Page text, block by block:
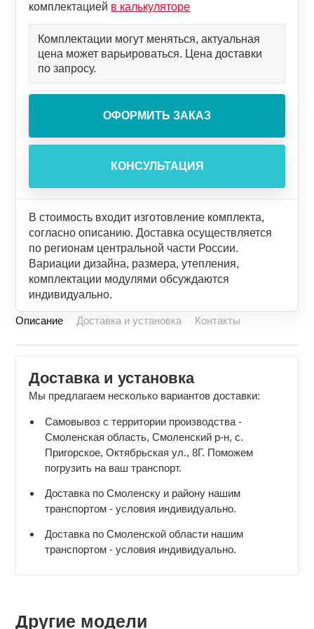
комплектацией в калькуляторе
Комплектации могут меняться, актуальная
цена может варьироваться. Цена доставки
по запросу.
В стоимость входит изготовление комплекта,
согласно описанию. Доставка осуществляется
по регионам центральной части России.
Вариации дизайна, размера, утепления,
комплектации модулями обсуждаются
индивидуально.
Описание Доставка и установка Контакты
Доставка и установка
Мы предлагаем несколько вариантов доставки:
Самовывоз с территории производства -
Смоленская область, Смоленский р-н, с.
Пригорское, Октябрьская ул., 8Г. Поможем
погрузить на ваш транспорт.
Доставка по Смоленску и району нашим
транспортом - условия индивидуально.
Доставка по Смоленской области нашим
транспортом - условия индивидуально.
Другие модели